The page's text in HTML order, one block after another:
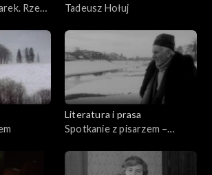
Rzecz
Tadeusz Hołuj
Literatura i prasa
Spotkanie z pisarzem –